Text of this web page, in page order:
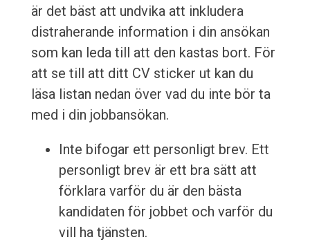
är det bäst att undvika att inkludera
distraherande information i din ansökan
som kan leda till att den kastas bort. För
att se till att ditt CV sticker ut kan du
läsa listan nedan över vad du inte bör ta
med i din jobbansökan.
Inte bifogar ett personligt brev. Ett
personligt brev är ett bra sätt att
förklara varför du är den bästa
kandidaten för jobbet och varför du
vill ha tjänsten.